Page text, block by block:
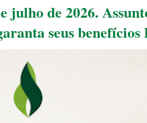
julho de 2026.
seus